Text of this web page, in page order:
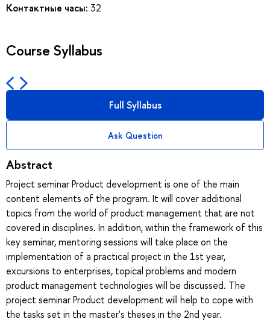
Контактные часы: 32
Course Syllabus
Full Syllabus
Ask Question
Abstract
Project seminar Product development is one of the main
content elements of the program. It will cover additional
topics from the world of product management that are not
covered in disciplines. In addition, within the framework of this
key seminar, mentoring sessions will take place on the
implementation of a practical project in the 1st year,
excursions to enterprises, topical problems and modern
product management technologies will be discussed. The
project seminar Product development will help to cope with
the tasks set in the master's theses in the 2nd year.